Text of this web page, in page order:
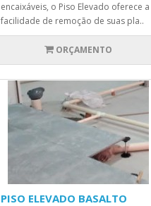
encaixáveis, o Piso Elevado oferece a
facilidade de remoção de suas pla..
ORÇAMENTO
PISO ELEVADO BASALTO